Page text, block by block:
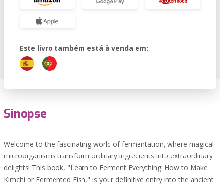
Este livro também está à venda em:
Sinopse
Welcome to the fascinating world of fermentation, where magical
microorganisms transform ordinary ingredients into extraordinary
delights! This book, "Learn to Ferment Everything: How to Make
Kimchi or Fermented Fish," is your definitive entry into the ancient